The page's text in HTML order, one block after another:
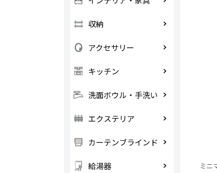
ミニ
収納
アクセサリー
キッチン
洗面ボウル・手洗い
エクステリア
カーテンブラインド
給湯器